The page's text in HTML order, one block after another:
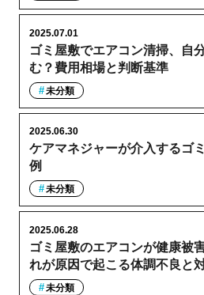
ゴミ屋敷でエアコン清掃、自
む？費用相場と判断基準
2025.07.01
未分類
ケアマネジャーが介入するゴ
例
2025.06.30
未分類
ゴミ屋敷のエアコンが健康被
れが原因で起こる体調不良と
2025.06.28
未分類